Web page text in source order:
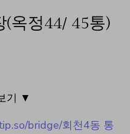
(옥정44/ 45통)
기 ▼
bridge/회천4동 통